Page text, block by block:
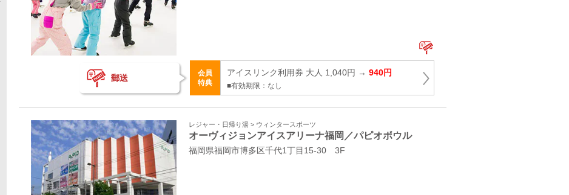
郵送
会員
特典
アイスリンク利用券 大人 1,040円 → 940円
■有効期限：なし
レジャー・日帰り湯 > ウィンタースポーツ
オーヴィジョンアイスアリーナ福岡／パピオボウル
福岡県福岡市博多区千代1丁目15-30 3F